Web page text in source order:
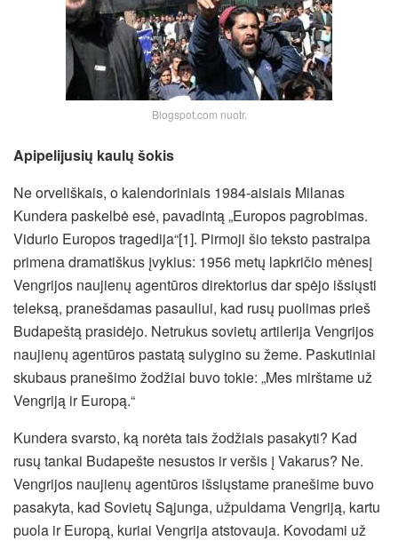
Blogspot.com nuotr.
Apipelijusių kaulų šokis
Ne orveliškais, o kalendoriniais 1984-aisiais Milanas
Kundera paskelbė esė, pavadintą „Europos pagrobimas.
Vidurio Europos tragedija“[1]. Pirmoji šio teksto pastraipa
primena dramatiškus įvykius: 1956 metų lapkričio mėnesį
Vengrijos naujienų agentūros direktorius dar spėjo išsiųsti
teleksą, pranešdamas pasauliui, kad rusų puolimas prieš
Budapeštą prasidėjo. Netrukus sovietų artilerija Vengrijos
naujienų agentūros pastatą sulygino su žeme. Paskutiniai
skubaus pranešimo žodžiai buvo tokie: „Mes mirštame už
Vengriją ir Europą.“
Kundera svarsto, ką norėta tais žodžiais pasakyti? Kad
rusų tankai Budapešte nesustos ir veršis į Vakarus? Ne.
Vengrijos naujienų agentūros išsiųstame pranešime buvo
pasakyta, kad Sovietų Sąjunga, užpuldama Vengriją, kartu
puola ir Europą, kuriai Vengrija atstovauja. Kovodami už